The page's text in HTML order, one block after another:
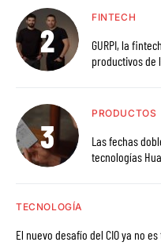
FINTECH
GURPI, la fintech argentina,
productivos de
PRODUCTOS
Las fechas
tecnologías
TECNOLOGÍA
El nuevo desafío del CIO ya no